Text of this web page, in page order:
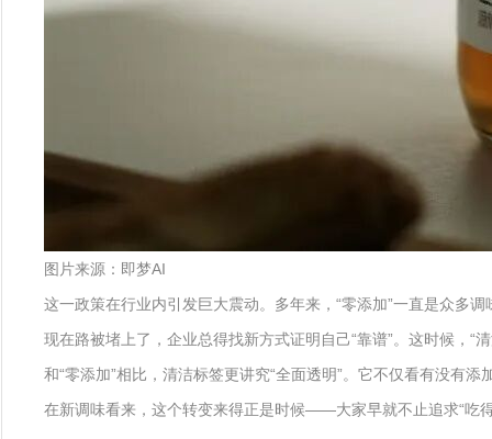
图片来源：即梦AI
这一政策在行业内引发巨大震动。多年来，“零添加”一直是众多
现在路被堵上了，企业总得找新方式证明自己“靠谱”。这时候，“
和“零添加”相比，清洁标签更讲究“全面透明”。它不仅看有没有
在新调味看来，这个转变来得正是时候——大家早就不止追求“吃